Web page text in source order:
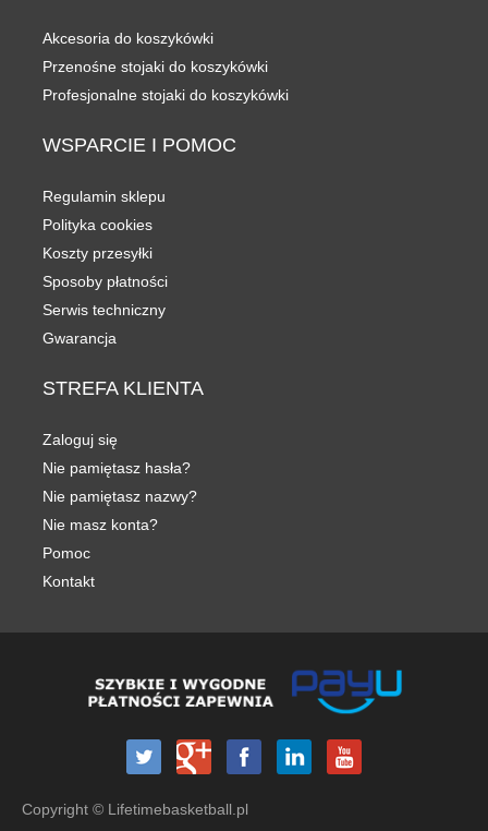
Akcesoria do koszykówki
Przenośne stojaki do koszykówki
Profesjonalne stojaki do koszykówki
WSPARCIE I POMOC
Regulamin sklepu
Polityka cookies
Koszty przesyłki
Sposoby płatności
Serwis techniczny
Gwarancja
STREFAKLIENTA
Zaloguj się
Nie pamiętasz hasła?
Nie pamiętasz nazwy?
Nie masz konta?
Pomoc
Kontakt
Copyright © Lifetimebasketball.pl